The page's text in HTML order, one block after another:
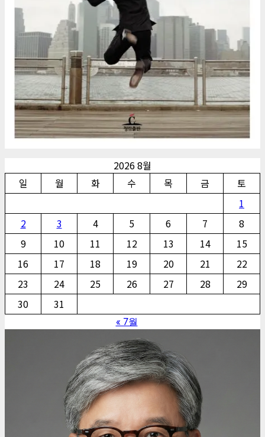
2026 8월
일
월 화 수 목 금
토
1
2
3 4 5 6 7
8
9
10 11 12 13 14
15
16
17 18 19 20 21
22
23
24 25 26 27 28
29
30
31
« 7월